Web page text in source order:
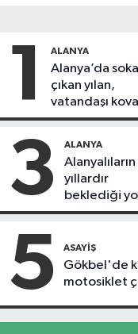
1 ALANYA
Alanya’da
çıkan yılan,
vatandaşı
3 ALANYA
Alanyalıların
yıllardır
beklediği yol
askıdan
5 ASAYIŞ
Gökbel'de
motosiklet